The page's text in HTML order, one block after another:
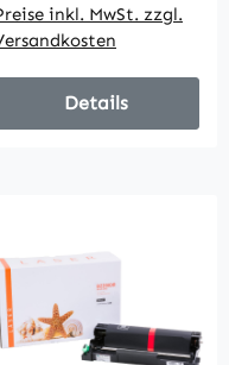
inkl. MwSt. zzgl.
Details